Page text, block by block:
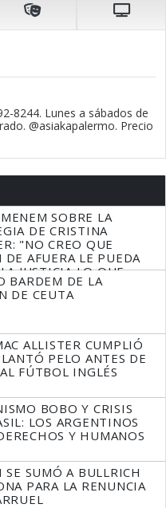
8244. Lunes a sábados de
@asiakapalermo. Precio
SOBRE LA
DE CRISTINA
"NO CREO QUE
DE AFUERA LE PUEDA
JUSTICIA LO QUE
HACER"
BARDEM DE LA
DE CEUTA
ALLISTER CUMPLIÓ
PELO ANTES DE
FÚTBOL INGLÉS
BOBO Y CRISIS
LOS ARGENTINOS
Y HUMANOS
SE SUMÓ A BULLRICH
PARA LA RENUNCIA